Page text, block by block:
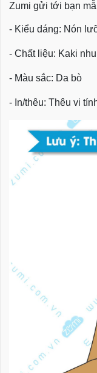
Zumi gửi tới bạn
- Kiểu dáng: Nón
- Chất liệu: Kaki
- Màu sắc: Da bò
- In/thêu: Thêu vi